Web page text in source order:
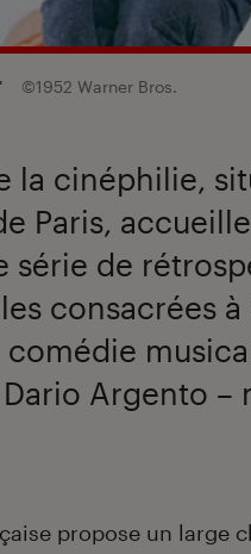
©1952 Warner Bros.
la cinéphilie,
Paris,
série de
consacrées à
Argento –
propose un large